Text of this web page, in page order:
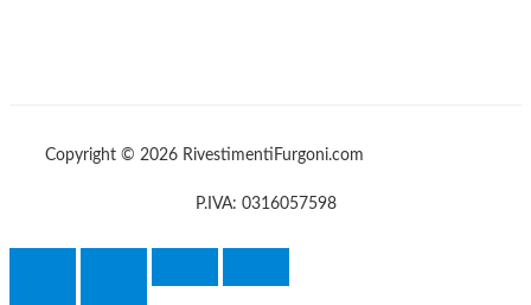
Copyright © 2026 RivestimentiFurgoni.com
P.IVA: 0316057598